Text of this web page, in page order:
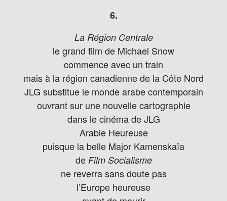
6.
La Région Centrale
le grand film de Michael Snow
commence avec un train
mais à la région canadienne de la Côte Nord
JLG substitue le monde arabe contemporain
ouvrant sur une nouvelle cartographie
dans le cinéma de JLG
Arabie Heureuse
puisque la belle Major Kamenskaïa
de Film Socialisme
ne reverra sans doute pas
l’Europe heureuse